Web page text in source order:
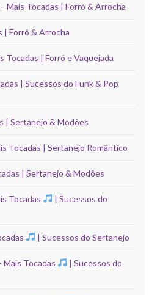
Mais Tocadas | Forró & Arrocha
| Forró & Arrocha
Tocadas | Forró e Vaquejada
| Sucessos do Funk & Pop
| Sertanejo & Modões
Tocadas | Sertanejo Romântico
| Sertanejo & Modões
Tocadas
| Sucessos do
| Sucessos do Sertanejo
Tocadas
| Sucessos do